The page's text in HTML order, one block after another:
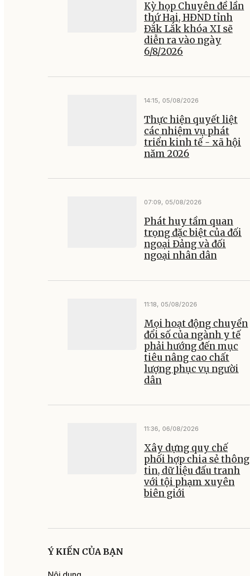
Kỳ họp Chuyên đề lần
thứ Hai, HĐND tỉnh
Đắk Lắk khóa XI sẽ
diễn ra vào ngày
6/8/2026
14:15, 05/08/2026
Thực hiện quyết liệt
các nhiệm vụ phát
triển kinh tế - xã hội
năm 2026
07:09, 05/08/2026
Phát huy tầm quan
trọng đặc biệt của đối
ngoại Đảng và đối
ngoại nhân dân
11:18, 05/08/2026
Mọi hoạt động chuyển
đổi số của ngành y tế
phải hướng đến mục
tiêu nâng cao chất
lượng phục vụ người
dân
11:36, 06/08/2026
Xây dựng quy chế
phối hợp chia sẻ thông
tin, dữ liệu đấu tranh
với tội phạm xuyên
biên giới
Ý KIẾN CỦA BẠN